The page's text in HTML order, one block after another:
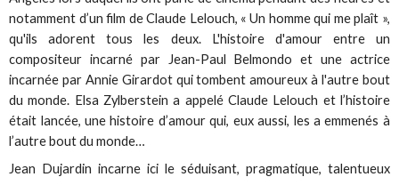
notamment d’un film de Claude Lelouch, « Un homme qui me plaît »,
qu'ils adorent tous les deux. L'histoire d'amour entre un
compositeur incarné par Jean-Paul Belmondo et une actrice
incarnée par Annie Girardot qui tombent amoureux à l'autre bout
du monde. Elsa Zylberstein a appelé Claude Lelouch et l’histoire
était lancée, une histoire d’amour qui, eux aussi, les a emmenés à
l’autre bout du monde…
Jean Dujardin incarne ici le séduisant, pragmatique, talentueux